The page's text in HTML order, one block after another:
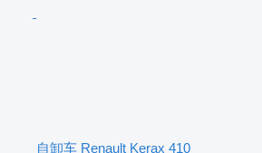
自卸车 Renault Kerax 410